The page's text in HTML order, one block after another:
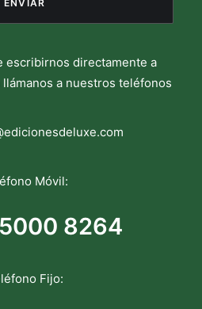
escribirnos directamente a
a nuestros teléfonos
Móvil:
8264
Fijo: